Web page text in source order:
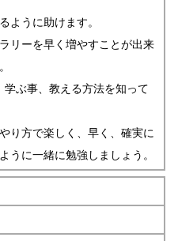
ように助けます。
リーを早く増やすことが出来
学ぶ事、教える方法を知って
り方で楽しく、早く、確実に
うに一緒に勉強しましょう。